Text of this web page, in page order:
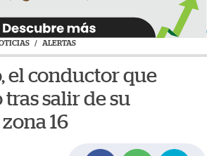
/ ALERTAS
el conductor que
salir de su
16